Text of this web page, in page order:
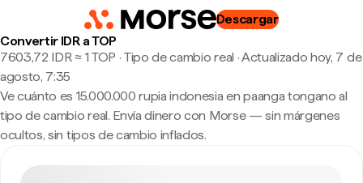
Descargar
Convertir IDR a TOP
7603,72 IDR ≈ 1 TOP · Tipo de cambio real ·Actualizado hoy, 7 de
agosto, 7:35
Ve cuánto es 15.000.000 rupia indonesia en paanga tongano al
tipo de cambio real. Envía dinero con Morse — sin márgenes
ocultos, sin tipos de cambio inflados.